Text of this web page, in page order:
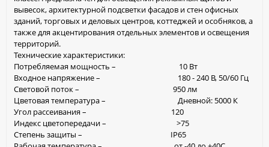
вывесок, архитектурной подсветки фасадов и стен офисных
зданий, торговых и деловых центров, коттеджей и особняков, а
также для акцентирования отдельных элементов и освещения
территорий.
Технические характеристики:
Потребляемая мощность – 10 Вт
Входное напряжение – 180 - 240 В, 50/60 Гц
Световой поток – 950 лм
Цветовая температура – Дневной: 5000 К
Угол рассеивания – 120
Индекс цветопередачи – >75
Степень защиты – IP65